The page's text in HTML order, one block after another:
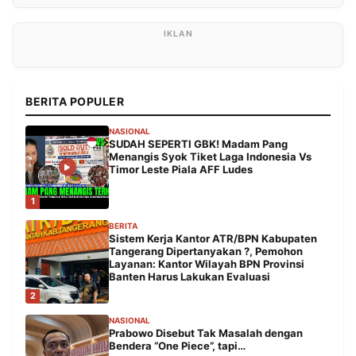
BERITA POPULER
1
NASIONAL
SUDAH SEPERTI GBK! Madam Pang
Menangis Syok Tiket Laga Indonesia Vs
Timor Leste Piala AFF Ludes
2
BERITA
Sistem Kerja Kantor ATR/BPN Kabupaten
Tangerang Dipertanyakan ?, Pemohon
Layanan: Kantor Wilayah BPN Provinsi
Banten Harus Lakukan Evaluasi
NASIONAL
Prabowo Disebut Tak Masalah dengan
Bendera “One Piece”, tapi…